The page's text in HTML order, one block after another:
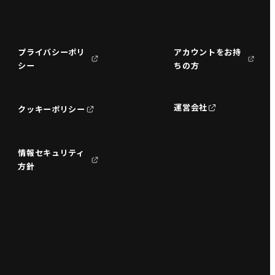
プライバシーポリ
シー
クッキーポリシー
情報セキュリティ
方針
アカウントをお持
ちの方
運営会社